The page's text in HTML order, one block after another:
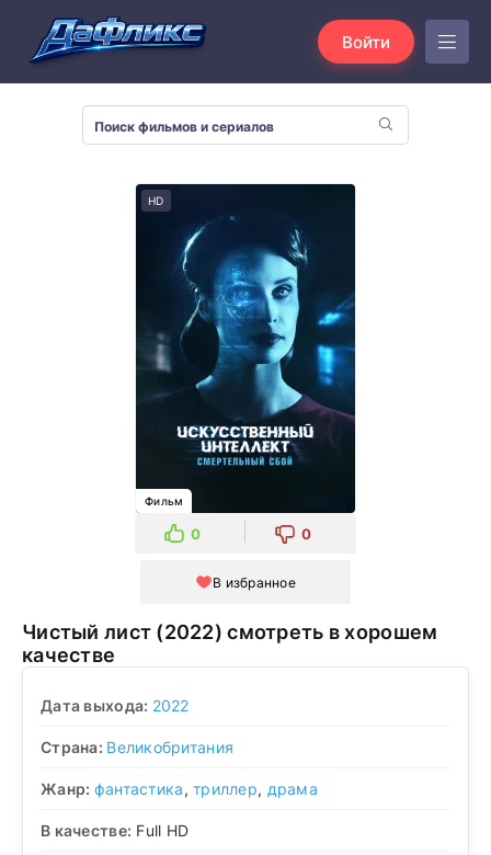
Войти
HD
Фильм
0 0
В избранное
Чистый лист (2022) смотреть в хорошем
качестве
Дата выхода: 2022
Страна: Великобритания
Жанр: фантастика,триллер, драма
В качестве: Full HD